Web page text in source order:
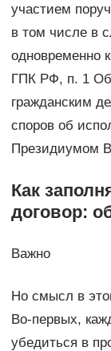
участием
в том числе в
одновременно
ГПК РФ, п. 1
гражданским
споров об
Президиумом
Как
договор:
Важно
Но смысл в
Во-первых,
убедиться в